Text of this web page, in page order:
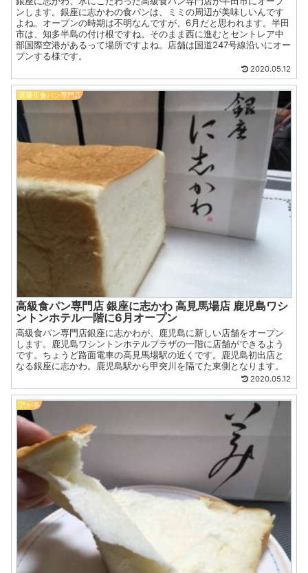
ンします。銀座に志かわの食パンは、ミミの周辺が美味しいんです
よね。オープンの時期は不明なんですが、6月だと思われます。半田
市は、知多半島の付け根ですね。そのまま西に進むとセントレア中
部国際空港があるって場所ですよね。店舗は国道247号線沿いにオー
プンする様です。
2020.05.12
高級生食パン専門店
高級食パン専門店 銀座に志かわ 高見馬場店 鹿児島ワシ
ントンホテル一階に6月オープン
高級食パン専門店銀座に志かわが、鹿児島に新しい店舗をオープン
します。鹿児島ワシントンホテルプラザの一階に店舗ができるよう
です。ちょうど路面電車の高見馬場駅の近くです。鹿児島初出店と
なる銀座に志かわ。鹿児島駅から甲突川を隔てた東側となります。
2020.05.12
乃が美